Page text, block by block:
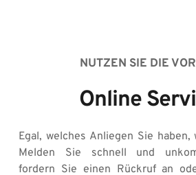
NUTZEN SIE DIE
Online
Egal, welches Anliegen Sie
Melden Sie schnell und
fordern Sie einen Rückruf an